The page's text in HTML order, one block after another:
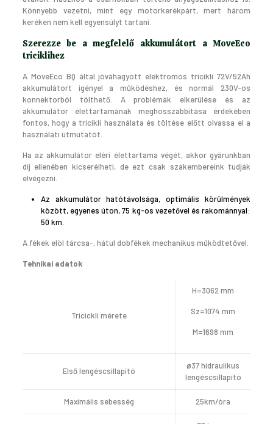
Könnyebb vezetni, mint egy motorkerékpárt, mert három
keréken nem kell egyensúlyt tartani.
Szerezze be a megfelelő akkumulátort a MoveEco
triciklihez
A MoveEco BQ által jóváhagyott elektromos tricikli 72V/52Ah
akkumulátort igényel a működéshez, és normál 230V-os
konnektorból tölthető. A problémák elkerülése és az
akkumulátor élettartamának meghosszabbítása érdekében
fontos, hogy a tricikli használata és töltése előtt olvassa el a
használati útmutatót.
Ha az akkumulátor eléri élettartama végét, akkor gyárunkban
díj ellenében kicserélheti, de ezt csak szakembereink tudják
elvégezni.
Az akkumulátor hatótávolsága, optimális körülmények
között, egyenes úton, 75 kg-os vezetővel és rakománnyal:
50 km.
A fékek elöl tárcsa-, hátul dobfékek mechanikus működtetővel.
Tehnikai adatok
Tricickli mérete
H=3062 mm
Sz=1074 mm
M=1698 mm
Első lengéscsillapító
ø37 hidraulikus
lengéscsillapító
Maximális sebesség 25km/óra